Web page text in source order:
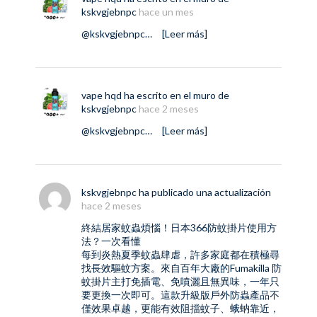
kskvgjebnpc hace un mes
@kskvgjebnpc… [Leer más]
vape hqd ha escrito en el muro de
kskvgjebnpc hace 2 meses
@kskvgjebnpc… [Leer más]
kskvgjebnpcha publicado una actualización
hace 2 meses
終結居家蚊蟲煩惱！日本366防蚊掛片使用方
法？一次看懂
每到炎熱夏季蚊蟲肆虐，許多家庭都在積極尋
找長效驅蚊方案。來自百年大廠的Fumakilla 防
蚊掛片主打免插電、免噴灑且無異味，一年只
要更換一次即可。這款升級版戶外防蟲產品不
僅效果卓越，更能有效阻擋蚊子、蛾蚋靠近，